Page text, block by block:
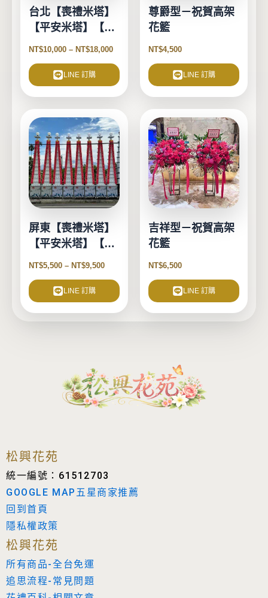
台北【喪禮米塔】
【平安米塔】【告
別式米塔】
NT$10,000 – NT$18,000
LINE 訂購
可
頁
面
選
項
尊爵型－祝賀高架
花籃
NT$4,500
LINE 訂購
屏東【喪禮米塔】
【平安米塔】【告
別式米塔】
NT$5,500 – NT$9,500
LINE 訂購
此
產
品
有
多
種
款
可
頁
面
吉祥型－祝賀高架
花籃
NT$6,500
LINE 訂購
松興花苑
統一編號：61512703
GOOGLE MAP五星商家推薦
回到首頁
隱私權政策
松興花苑
所有商品-全台免運
追思流程-常見問題